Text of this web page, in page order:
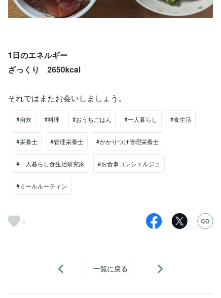
1日のエネルギー
ざっくり 2650kcal
それではまたお会いしましょう。
#自炊 #料理 #おうちごはん #一人暮らし #食生活
#栄養士 #管理栄養士 #かかりつけ管理栄養士
#一人暮らし食生活研究家 #お食事コンシェルジュ
#ミールルーティン
5
一覧に戻る